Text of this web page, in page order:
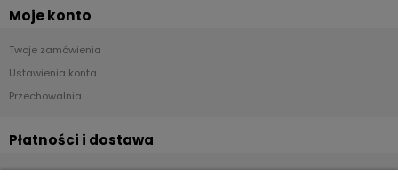
Moje konto
Twoje zamówienia
Ustawienia konta
Przechowalnia
Płatności i dostawa
Formy płatności